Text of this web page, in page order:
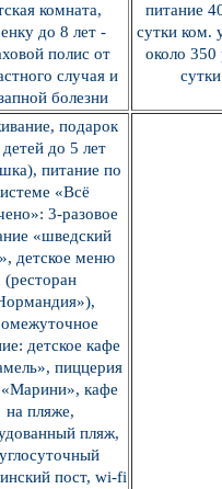
комната,
до 8 лет -
полис от
случая и
болезни
питание
сутки ком.
около 350
сутки
подарок
детей до 5 лет
питание по
«Всё
3-разовое
«шведский
детское меню
(ресторан
детское кафе
пиццерия
кафе
на пляже,
пляж,
пост, wi-fi